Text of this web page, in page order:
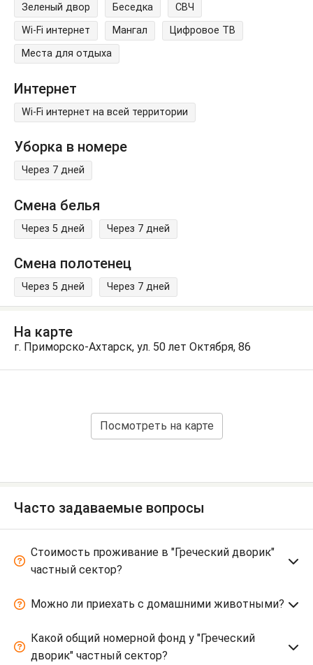
Зеленый двор Беседка
СВЧ
Wi-Fi интернет
Мангал
Цифровое ТВ
Места для отдыха
Интернет
Wi-Fi интернет на всей территории
Уборка в номере
Через 7 дней
Смена белья
Через 5 дней Через 7 дней
Смена полотенец
Через 5 дней Через 7 дней
На карте
г. Приморско-Ахтарск, ул. 50 лет Октября, 86
Посмотреть на карте
Часто задаваемые вопросы
Стоимость проживание в "Греческий дворик"
частный сектор?
Можно ли приехать с домашними животными?
Какой общий номерной фонд у "Греческий
дворик" частный сектор?